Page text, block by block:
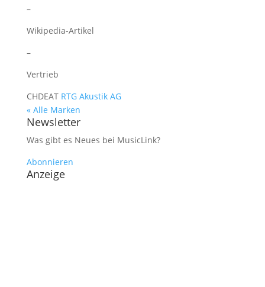
–
Wikipedia-Artikel
–
Vertrieb
CHDEAT RTG Akustik AG
« Alle Marken
Newsletter
Was gibt es Neues bei MusicLink?
Abonnieren
Anzeige